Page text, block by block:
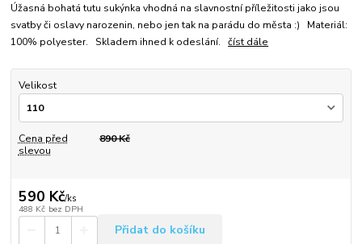
Úžasná bohatá tutu sukýnka vhodná na slavnostní příležitosti jako jsou
svatby či oslavy narozenin, nebo jen tak na parádu do města :) Materiál:
100% polyester. Skladem ihned k odeslání.číst dále
Velikost
Cena před
slevou
890 Kč
590 Kč/ks
488 Kč bez DPH
Přidat do košíku